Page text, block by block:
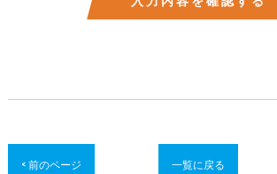
< 前のページ 一覧に戻る